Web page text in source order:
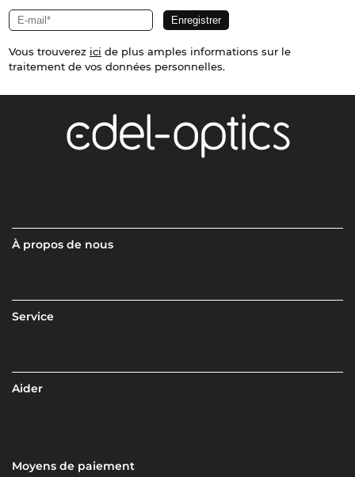
Vous trouverez ici de plus amples informations sur le
traitement de vos données personnelles.
À propos de nous
Service
Aider
Moyens de paiement